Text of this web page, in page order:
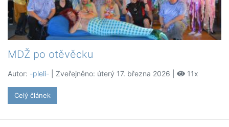
MDŽ po otěvěcku
Autor: -pleli- | Zveřejněno: úterý 17. března 2026 | 11x
Celý článek